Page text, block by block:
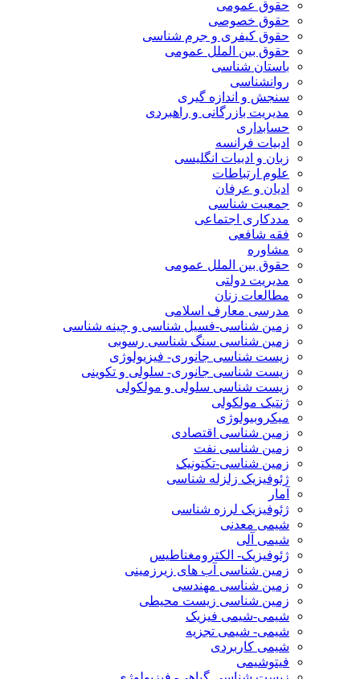
حقوق عمومی
حقوق خصوصی
حقوق کیفری و جرم شناسی
حقوق بین الملل عمومی
باستان شناسی
روانشناسی
سنجش و اندازه گیری
مدیریت بازرگانی و راهبردی
حسابداری
ادبیات فرانسه
زبان و ادبیات انگلیسی
علوم ارتباطات
ادیان و عرفان
جمعیت شناسی
مددکاری اجتماعی
فقه شافعی
مشاوره
حقوق بین الملل عمومی
مدیریت دولتی
مطالعات زنان
مدرسی معارف اسلامی
زمین شناسی-فسیل شناسی و چینه شناسی
زمین شناسی سنگ شناسی رسوبی
زیست شناسی جانوری- فیزیولوژی
زیست شناسی جانوری- سلولی و تکوینی
زیست شناسی سلولی و مولکولی
ژنتیک مولکولی
میکروبیولوژی
زمین شناسی اقتصادی
زمین شناسی نفت
زمین شناسی-تکتونیک
ژئوفیزیک زلزله شناسی
آمار
ژئوفیزیک لرزه شناسی
شیمی معدنی
شیمی آلی
ژئوفیزیک- الکترومغناطیس
زمین شناسی آب های زیرزمینی
زمین شناسی مهندسی
زمین شناسی زیست محیطی
شیمی-شیمی فیزیک
شیمی- شیمی تجزیه
شیمی کاربردی
فیتوشیمی